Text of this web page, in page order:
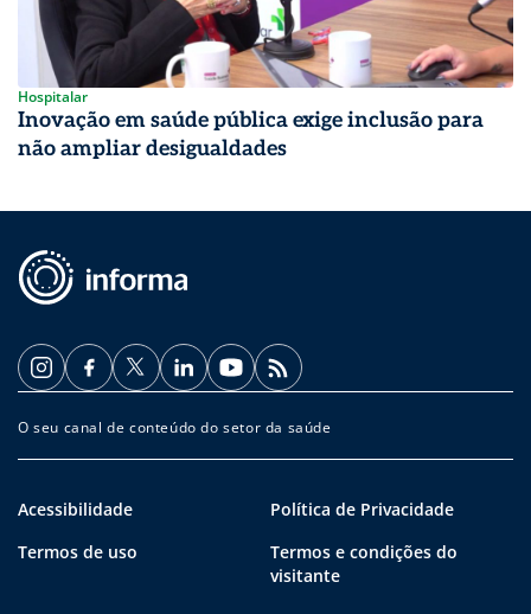
Hospitalar
Inovação em saúde pública exige inclusão para
não ampliar desigualdades
O seu canal de conteúdo do setor da saúde
Acessibilidade
Política de Privacidade
Termos de uso
Termos e condições do
visitante